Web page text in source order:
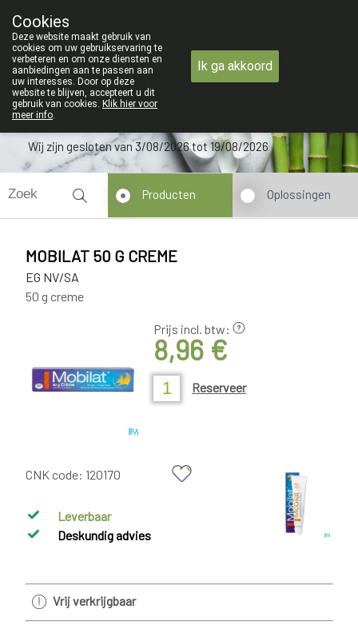
09 228 32 36
Wij zijn gesloten van 3/08/2026 tot 19/08/2026
Producten Oplossingen
MOBILAT 50 G CREME
EG NV/SA
50 g creme
Prijs incl. btw:
8,96 €
Reserveer
CNK code: 120170
Leverbaar
Deskundig advies
Vrij verkrijgbaar
Cookies
Deze website maakt gebruik van
cookies om uw gebruikservaring te
verbeteren en om onze diensten en
aanbiedingen aan te passen aan
uw interesses. Door op deze
website te blijven, accepteert u dit
gebruik van cookies. Klik hier voor
meer info.
Ik ga akkoord